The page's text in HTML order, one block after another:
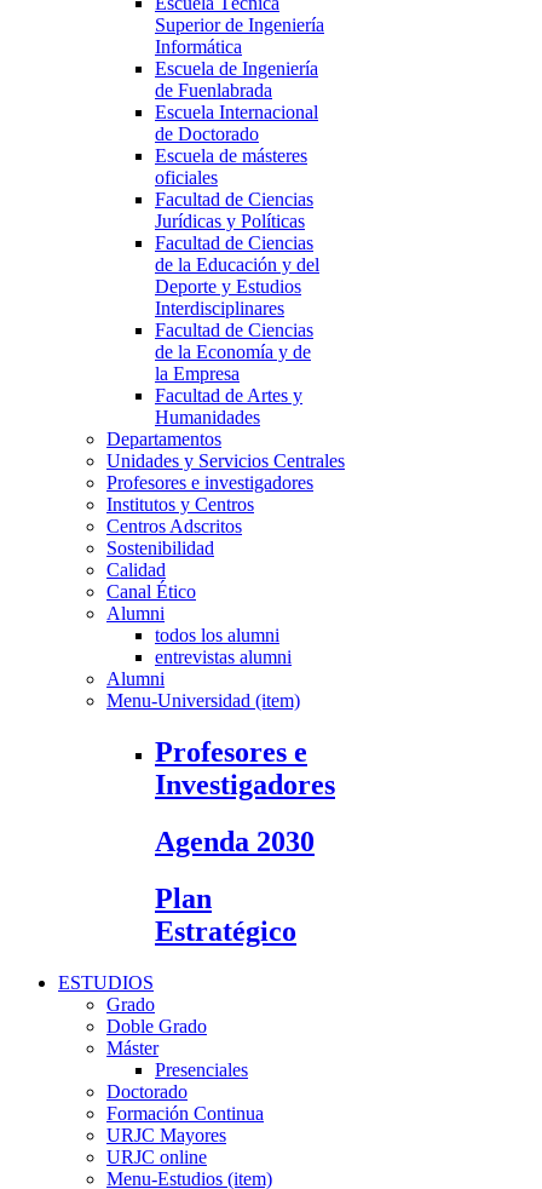
Superior de Ingeniería
Informática
Escuela de Ingeniería
de Fuenlabrada
Escuela Internacional
de Doctorado
Escuela de másteres
oficiales
Facultad de Ciencias
Jurídicas y Políticas
Facultad de Ciencias
de la Educación y del
Deporte y Estudios
Interdisciplinares
Facultad de Ciencias
de la Economía y de
la Empresa
Facultad de Artes y
Humanidades
Departamentos
Unidades y Servicios Centrales
Profesores e investigadores
Institutos y Centros
Centros Adscritos
Sostenibilidad
Calidad
Canal Ético
Alumni
todos los alumni
entrevistas alumni
Alumni
Menu-Universidad (item)
Profesores e
Investigadores
Agenda 2030
Plan
Estratégico
ESTUDIOS
Grado
Doble Grado
Máster
Presenciales
Doctorado
Formación Continua
URJC Mayores
URJC online
Menu-Estudios (item)